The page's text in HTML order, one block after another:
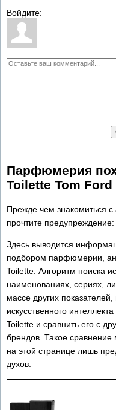
Войдите:
Парфюмерия
Toilette Tom Ford
Прежде чем знакомиться
прочтите предупреждение:
Здесь выводится
подбором парфюмерии,
Toilette. Алгоритм поиска
наименованиях, сериях,
массе других
искусственного
Toilette и сравнить его с
брендов. Такое сравнение
на этой странице лишь
духов.